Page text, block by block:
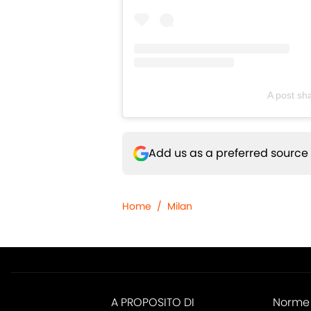
A post
Add us as a preferred
Home / Milan
A PROPOSITO DI